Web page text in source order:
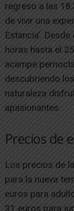
regreso a las
de vivir una
Estancia’.
horas hasta el
acampe
descubriendo
naturaleza
apasionantes.
Precios de
Los precios de
para la nueva
euros para
31 euros para